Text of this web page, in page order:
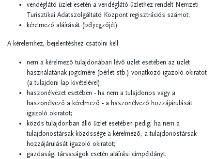
vendéglátó üzlet esetén a vendéglátó üzlethez rendelt Nemzeti
Turisztikai Adatszolgáltató Központ regisztrációs számot;
kérelmező aláírását (bélyegzőjét)
A kérelemhez, bejelentéshez csatolni kell:
nem a kérelmező tulajdonában lévő üzlet esetében az üzlet
használatának jogcímére (bérlet stb.) vonatkozó igazoló okiratot
(a tulajdoni lap kivételével);
haszonélvezet esetében - ha nem a tulajdonos vagy a
haszonélvező a kérelmező - a haszonélvező hozzájárulását
igazoló okiratot;
közös tulajdonban álló üzlet esetében pedig, ha nem a
tulajdonostársak közössége a kérelmező, a tulajdonostársak
hozzájárulását igazoló okiratot;
gazdasági társaságok esetén aláírási címpéldányt;